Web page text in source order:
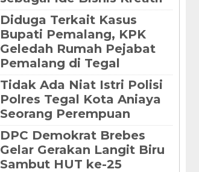
Diduga Terkait Kasus
Bupati Pemalang, KPK
Geledah Rumah Pejabat
Pemalang di Tegal
Tidak Ada Niat Istri Polisi
Polres Tegal Kota Aniaya
Seorang Perempuan
DPC Demokrat Brebes
Gelar Gerakan Langit Biru
Sambut HUT ke-25